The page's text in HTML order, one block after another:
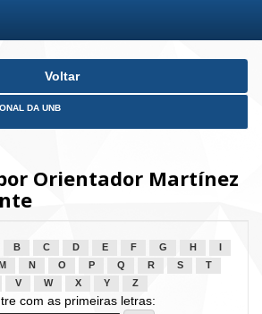
Voltar
DA UNB
Orientador Martínez
B C D E F G H
M N O P Q R S
T
V W X Y Z
com as primeiras letras: